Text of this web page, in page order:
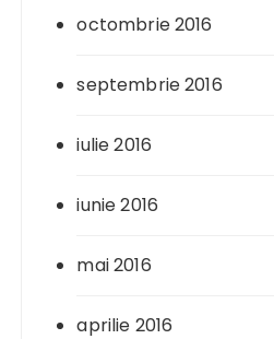
octombrie 2016
septembrie 2016
iulie 2016
iunie 2016
mai 2016
aprilie 2016